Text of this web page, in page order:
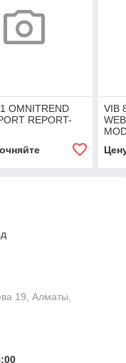
OMNITREND
REPORT-
VIB
19, Алматы,